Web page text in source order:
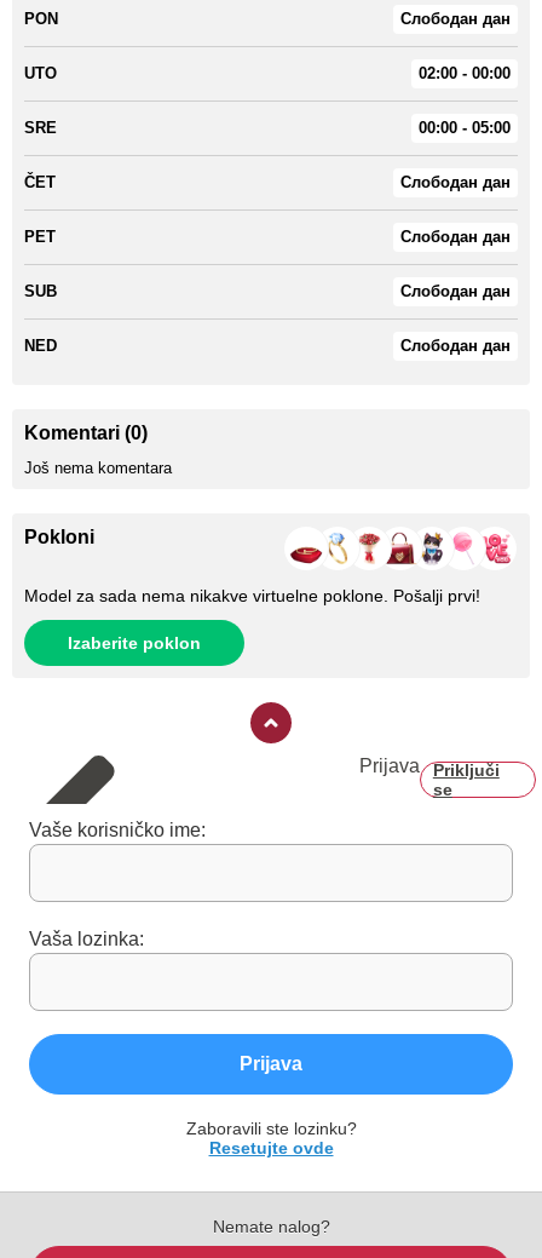
PON Слободан дан
UTO 02:00 - 00:00
SRE 00:00 - 05:00
ČET Слободан дан
PET Слободан дан
SUB Слободан дан
NED Слободан дан
Komentari (0)
Još nema komentara
Pokloni
Model za sada nema nikakve virtuelne poklone. Pošalji prvi!
Izaberite poklon
Prijava
Priključi
se
Vaše korisničko ime:
Vaša lozinka:
Prijava
Zaboravili ste lozinku?
Resetujte ovde
Nemate nalog?